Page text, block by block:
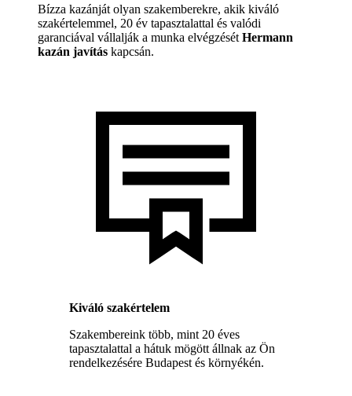
Bízza kazánját olyan szakemberekre, akik kiváló
szakértelemmel, 20 év tapasztalattal és valódi
garanciával vállalják a munka elvégzését Hermann
kazán javítás kapcsán.
Kiváló szakértelem
Szakembereink több, mint 20 éves
tapasztalattal a hátuk mögött állnak az Ön
rendelkezésére Budapest és környékén.